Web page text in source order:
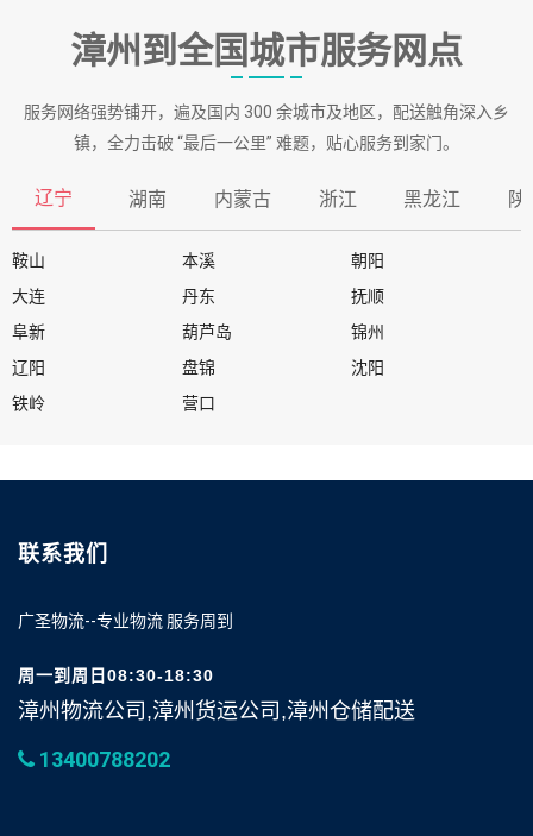
漳州到全国城市服务网点
服务网络强势铺开，遍及国内 300 余城市及地区，配送触角深入乡
镇，全力击破 “最后一公里” 难题，贴心服务到家门。
辽宁 湖南 内蒙古 浙江 黑龙江 陕
鞍山 本溪
朝阳
大连
丹东
抚顺
阜新
葫芦岛
锦州
辽阳
盘锦
沈阳
铁岭
营口
联系我们
广圣物流--专业物流 服务周到
周一到周日08:30-18:30
漳州物流公司,漳州货运公司,漳州仓储配送
13400788202